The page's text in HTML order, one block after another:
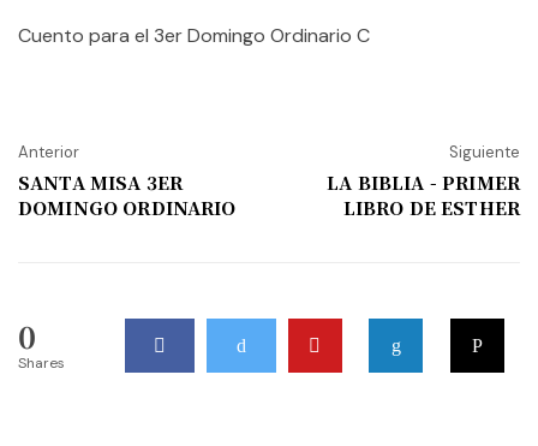
Cuento para el 3er Domingo Ordinario C
Anterior
SANTA MISA 3ER
DOMINGO ORDINARIO
Siguiente
LA BIBLIA - PRIMER
LIBRO DE ESTHER
0
Shares